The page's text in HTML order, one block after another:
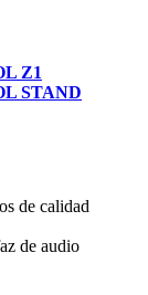
Z1
STAND
de calidad
de audio